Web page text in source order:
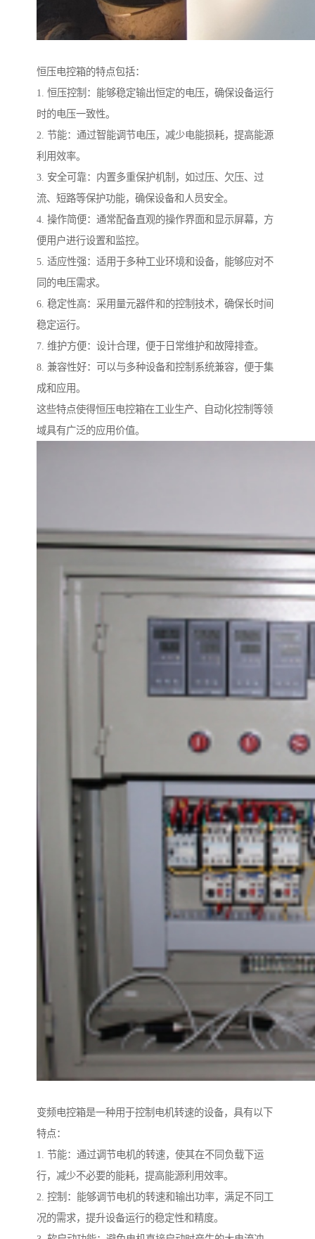
恒压电控箱的特点包括：
1. 恒压控制：能够稳定输出恒定的电压，确保设备运行
时的电压一致性。
2. 节能：通过智能调节电压，减少电能损耗，提高能源
利用效率。
3. 安全可靠：内置多重保护机制，如过压、欠压、过
流、短路等保护功能，确保设备和人员安全。
4. 操作简便：通常配备直观的操作界面和显示屏幕，方
便用户进行设置和监控。
5. 适应性强：适用于多种工业环境和设备，能够应对不
同的电压需求。
6. 稳定性高：采用量元器件和的控制技术，确保长时间
稳定运行。
7. 维护方便：设计合理，便于日常维护和故障排查。
8. 兼容性好：可以与多种设备和控制系统兼容，便于集
成和应用。
这些特点使得恒压电控箱在工业生产、自动化控制等领
域具有广泛的应用价值。
变频电控箱是一种用于控制电机转速的设备，具有以下
特点：
1. 节能：通过调节电机的转速，使其在不同负载下运
行，减少不必要的能耗，提高能源利用效率。
2. 控制：能够调节电机的转速和输出功率，满足不同工
况的需求，提升设备运行的稳定性和精度。